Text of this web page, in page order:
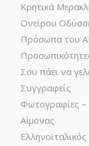
Κρητικά
Ονείρου
Πρόσωπα του
Σου πάει να
Συγγραφείς
Φωτογραφίες –
Αΐμονας